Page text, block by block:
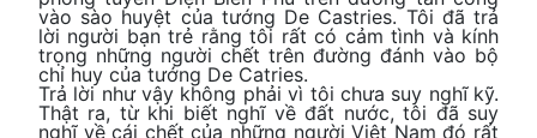
vào sào huyệt của tướng De Castries. Tôi đã trả
lời người bạn trẻ rằng tôi rất có cảm tình và kính
trọng những người chết trên đường đánh vào bộ
chỉ huy của tướng De Catries.
Trả lời như vậy không phải vì tôi chưa suy nghĩ kỹ.
Thật ra, từ khi biết nghĩ về đất nước, tôi đã suy
nghĩ về cái chết của những người Việt Nam đó rất